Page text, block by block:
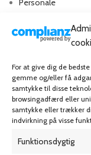
For at give dig de
gemme og/eller få
samtykke til disse
browsingadfærd eller
samtykke eller trækker
indvirkning på visse
Funktionsdygtig
Personale
MIN KONTO
Kontoinformationer